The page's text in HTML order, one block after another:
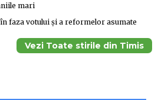
mari
în faza votului și a reformelor asumate
Vezi Toate stirile din Timis